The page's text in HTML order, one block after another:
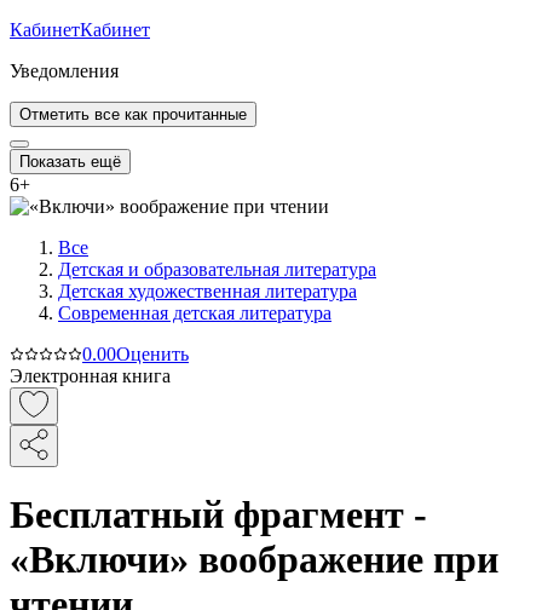
КабинетКабинет
Уведомления
Отметить все как прочитанные
Показать ещё
6+
Все
Детская и образовательная литература
Детская художественная литература
Современная детская литература
0.00Оценить
Электронная книга
Бесплатный фрагмент -
«Включи» воображение при